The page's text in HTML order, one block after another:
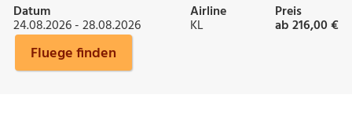
Datum
24.08.2026 - 28.08.2026
Airline
KL
Preis
ab 216,00 €
Fluege finden